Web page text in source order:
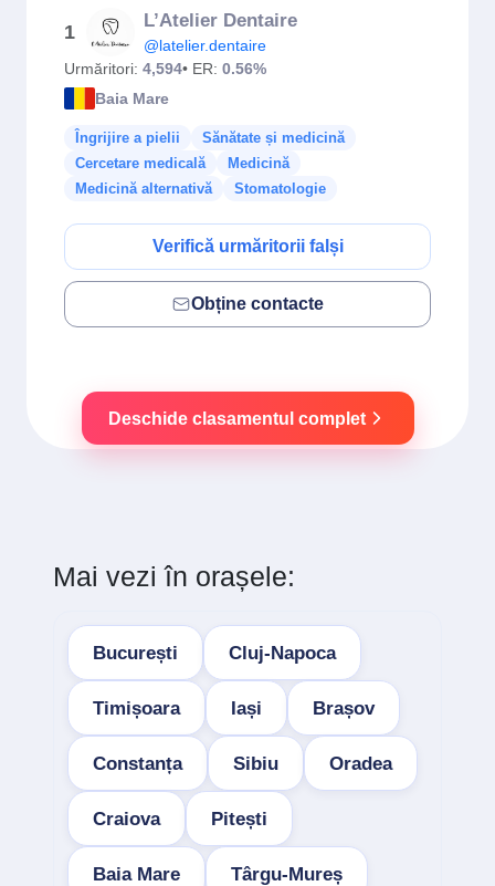
1
L’Atelier Dentaire
@latelier.dentaire
Urmăritori: 4,594• ER: 0.56%
Baia Mare
Îngrijire a pielii
Sănătate și medicină
Cercetare medicală
Medicină
Medicină alternativă
Stomatologie
Verifică urmăritorii falși
Obține contacte
Deschide clasamentul complet
Mai vezi în orașele:
București Cluj-Napoca
Timișoara Iași Brașov
Constanța Sibiu Oradea
Craiova Pitești
Baia Mare Târgu-Mureș